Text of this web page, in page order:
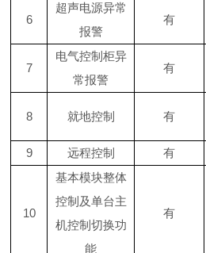
6
超声电源异常
报警
有
7
电气控制柜异
常报警
有
8 就地控制 有
9
远程控制 有
10
基本模块整体
控制及单台主
机控制切换功
能
有